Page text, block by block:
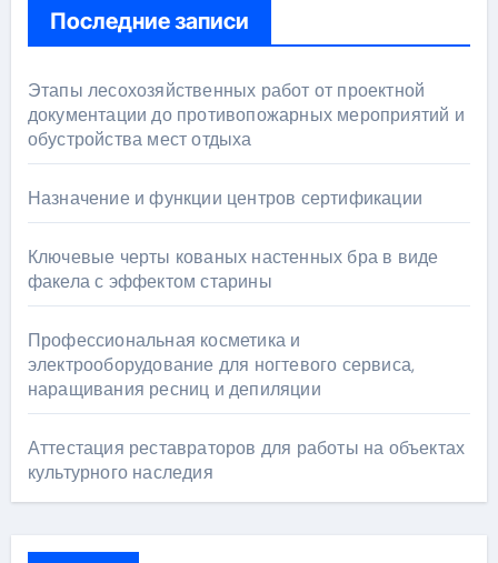
Последние записи
Этапы лесохозяйственных работ от проектной
документации до противопожарных мероприятий и
обустройства мест отдыха
Назначение и функции центров сертификации
Ключевые черты кованых настенных бра в виде
факела с эффектом старины
Профессиональная косметика и
электрооборудование для ногтевого сервиса,
наращивания ресниц и депиляции
Аттестация реставраторов для работы на объектах
культурного наследия